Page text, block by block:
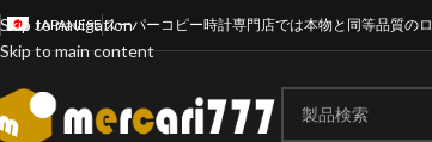
Skip to navigation
Skip to main content
JAPANESEスーパーコピー時計専門店では本物と同等品質の